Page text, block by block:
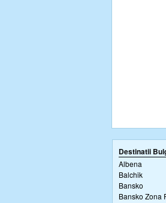
Destinatii
Albena
Balchik
Bansko
Bansko Zona